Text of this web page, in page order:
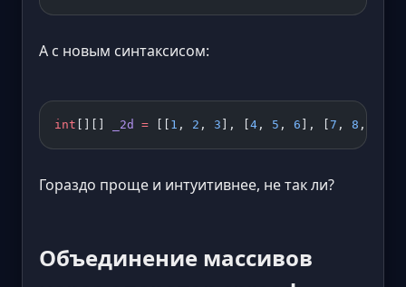
А с новым синтаксисом:
int _2d = 1 , 2 , 3 ], [ 4 , 5 , 6 ], [ 7 , 8 ,
Гораздо проще и интуитивнее, не так ли?
Объединение массивов